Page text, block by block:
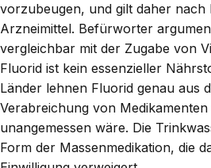
vorzubeugen, und gilt daher nach
Arzneimittel. Befürworter
vergleichbar mit der Zugabe von
Fluorid ist kein essenzieller
Länder lehnen Fluorid genau aus
Verabreichung von
unangemessen wäre. Die
Form der Massenmedikation, die